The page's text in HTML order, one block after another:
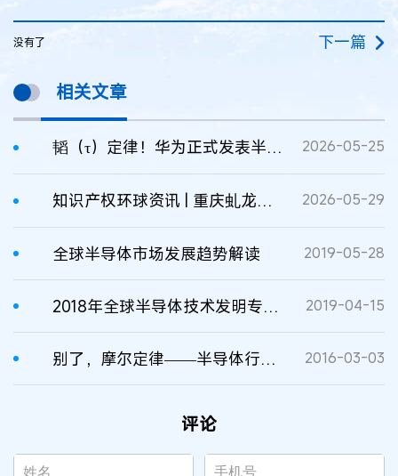
没有了 下一篇
相关文章
韬（τ）定律！华为正式发表半导体领域新定律 2026-05-25
知识产权环球资讯 | 重庆虬龙在美赢得近9000万赔偿及永久禁令；华为首次在全球半导体领域定义产业新规则；“潼关肉夹馍”集体商标维持有效 2026-05-29
全球半导体市场发展趋势解读 2019-05-28
2018年全球半导体技术发明专利排行榜（TOP 100） 2019-04-15
别了，摩尔定律——半导体行业将发布以应用为导向的新路线图 2016-03-03
评论